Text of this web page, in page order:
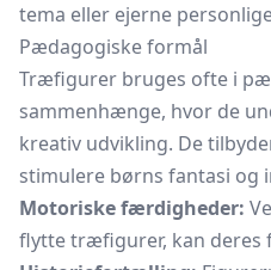
tema eller ejerne
Pædagogiske formål
Træfigurer bruges ofte i
sammenhænge, hvor de
kreativ udvikling. De
stimulere børns fantasi og
Motoriske færdigheder:
flytte træfigurer, kan deres